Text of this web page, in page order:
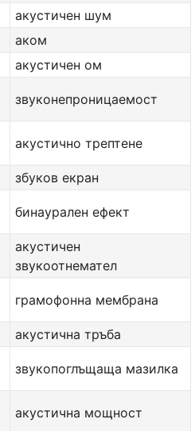
акустичен шум
аком
акустичен ом
звуконепроницаемост
акустично трептене
збуков екран
бинаурален ефект
акустичен
звукоотнемател
грамофонна мембрана
акустична тръба
звукопоглъщаща мазилка
акустична мощност